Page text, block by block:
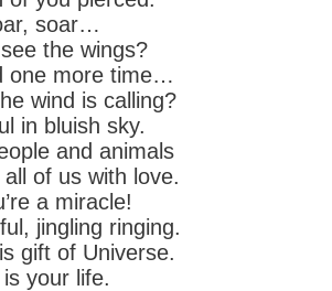
soar…
the wings?
one more time…
wind is calling?
in bluish sky.
and animals
of us with love.
a miracle!
jingling ringing.
gift of Universe.
your life.